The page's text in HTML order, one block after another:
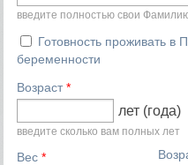
введите полностью свои
Готовность проживать в
беременности
Возраст*
лет (года)
введите сколько вам полных лет
Вес*